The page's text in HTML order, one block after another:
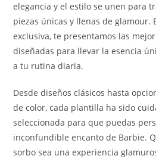
elegancia y el estilo se unen para
piezas únicas y llenas de glamour.
exclusiva, te presentamos las
diseñadas para llevar la esencia
a tu rutina diaria.
Desde diseños clásicos hasta
de color, cada plantilla ha sido
seleccionada para que puedas
inconfundible encanto de Barbie.
sorbo sea una experiencia